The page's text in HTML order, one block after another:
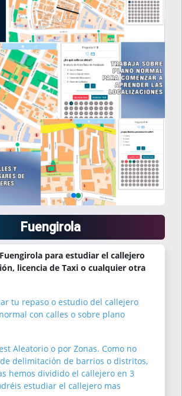
Fuengirola
para estudiar el callejero
licencia de Taxi o cualquier otra
tu repaso o estudio del callejero
con calles o sobre plano
Aleatorio o por Zonas. Como no
delimitación de barrios o distritos,
hemos dividido el callejero en 3
estudiar el callejero mas